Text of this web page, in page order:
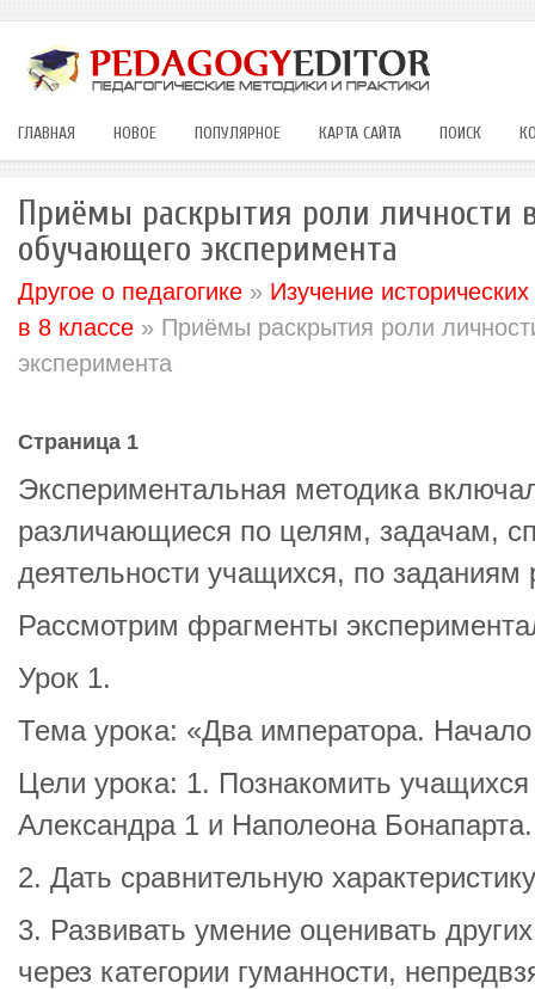
ГЛАВНАЯ НОВОЕ ПОПУЛЯРНОЕ КАРТА САЙТА ПОИСК
Приёмы раскрытия роли личности
обучающего эксперимента
Другое о педагогике » Изучение
в 8 классе » Приёмы раскрытия роли
эксперимента
Страница 1
Экспериментальная методика
различающиеся по целям, задачам,
деятельности учащихся, по заданиям
Рассмотрим фрагменты
Урок 1.
Тема урока: «Два императора. Начало
Цели урока: 1. Познакомить
Александра 1 и Наполеона Бонапарта.
2. Дать сравнительную
3. Развивать умение оценивать
через категории гуманности,